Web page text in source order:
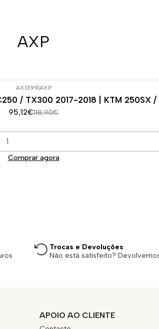
AXP
AX1399 AXP
/ TX300 2017-2018 | KTM 250SX
95,12€118,90€
Comprar agora
Trocas e Devoluções
Não está satisfeito?
APOIO AO CLIENTE